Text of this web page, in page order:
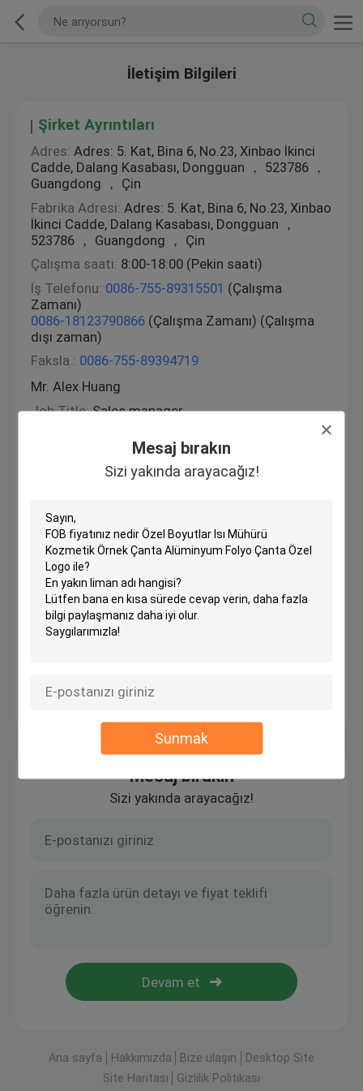
Mesaj bırakın
Sizi yakında arayacağız!
Sunmak
İletişim Bilgileri
Şirket Ayrıntıları
Adres: Adres: 5. Kat, Bina 6, No.23, Xinbao İkinci
Cadde, Dalang Kasabası, Dongguan ， 523786 ，
Guangdong ， Çin
Fabrika Adresi: Adres: 5. Kat, Bina 6, No.23, Xinbao
İkinci Cadde, Dalang Kasabası, Dongguan ，
523786 ， Guangdong ， Çin
Çalışma saati: 8:00-18:00 (Pekin saati)
İş Telefonu: 0086-755-89315501 (Çalışma
Zamanı)
0086-18123790866 (Çalışma Zamanı) (Çalışma
dışı zaman)
Faksla.: 0086-755-89394719
Mr. Alex Huang
Job Title:Sales manager
+8618688718622
rainbow.pack
E-posta: rainbow-pack@hotmail.com
Ms. Alina Zhang
Job Title: Sales
İş Telefonu: 0086 755 89315501 / 18123790866
Whatsapp: +8618123790866
E-posta: feedback@rainbow-pack.com
Mesaj bırakın
Sizi yakında arayacağız!
Ana sayfa Hakkımızda Bize ulaşın
Desktop Site
Site Haritası
Gizlilik Politikası